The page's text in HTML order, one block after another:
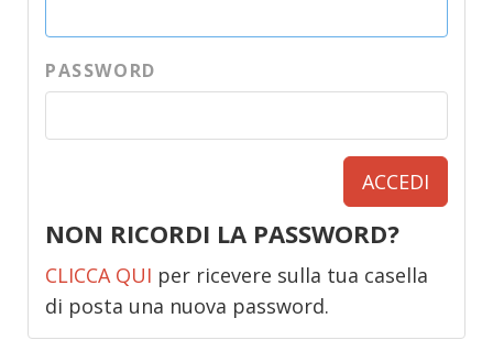
PASSWORD
ACCEDI
NON RICORDI LA PASSWORD?
CLICCA QUI per ricevere sulla tua casella
di posta una nuova password.